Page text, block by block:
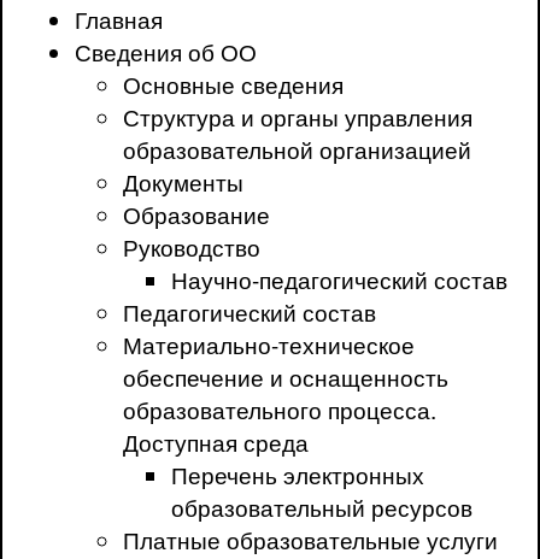
Главная
Сведения об ОО
Основные сведения
Структура и органы управления
образовательной организацией
Документы
Образование
Руководство
Научно-педагогический состав
Педагогический состав
Материально-техническое
обеспечение и оснащенность
образовательного процесса.
Доступная среда
Перечень электронных
образовательный ресурсов
Платные образовательные услуги